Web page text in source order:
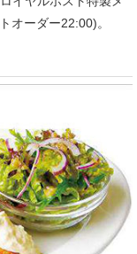
オーダー22:00)。